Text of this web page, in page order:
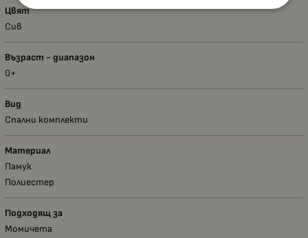
Цвят
Сив
Възраст - диапазон
0+
Вид
Спални комплекти
Материал
Памук
Полиестер
Подходящ за
Момичета